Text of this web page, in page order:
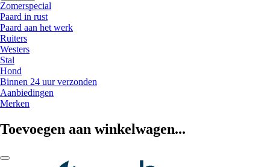
Zomerspecial
Paard in rust
Paard aan het werk
Ruiters
Westers
Stal
Hond
Binnen 24 uur verzonden
Aanbiedingen
Merken
Toevoegen aan winkelwagen...